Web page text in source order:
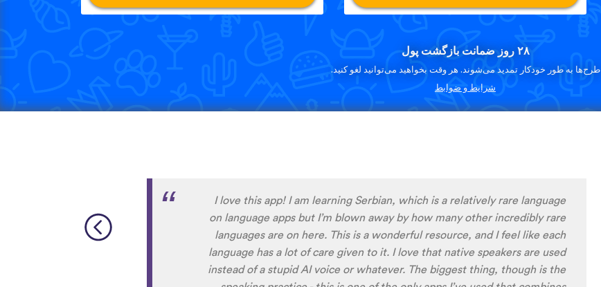
۲۸ روز ضمانت بازگشت پول
طرح‌ها به طور خودکار تمدید می‌شوند. هر وقت بخواهید می‌توانید لغو کنید.
شرایط و ضوابط
Although I only downloaded the app today, I'm liking what I have seen, so
far. I have been playing around with it to try to learn the format and how
to navigate around the app and have found it to be really user friendly.
When listening to the fluent speakers' pronunciation, I really liked that
the phrase was spoken by both male and female speakers, as I